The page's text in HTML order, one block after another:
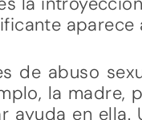
de abuso
la madre,
ayuda en